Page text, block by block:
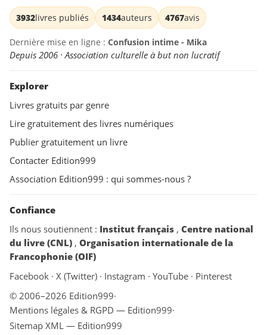
3932livres publiés 1434auteurs 4767avis
Dernière mise en ligne : Confusion intime - Mika
Depuis 2006 · Association culturelle à but non lucratif
Explorer
Livres gratuits par genre
Lire gratuitement des livres numériques
Publier gratuitement un livre
Contacter Edition999
Association Edition999 : qui sommes-nous ?
Confiance
Ils nous soutiennent : Institut français , Centre national
du livre (CNL) , Organisation internationale de la
Francophonie (OIF)
Facebook · X (Twitter) · Instagram · YouTube · Pinterest
© 2006–2026 Edition999·
Mentions légales & RGPD — Edition999·
Sitemap XML — Edition999